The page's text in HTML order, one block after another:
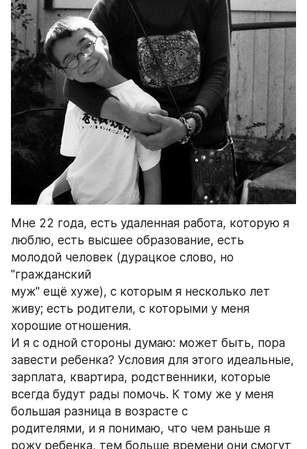
Мне 22 года, есть удаленная работа, которую я
люблю, есть высшее образование, есть
молодой человек (дурацкое слово, но
"гражданский
муж" ещё хуже), с которым я несколько лет
живу; есть родители, с которыми у меня
хорошие отношения.
И я с одной стороны думаю: может быть, пора
завести ребенка? Условия для этого идеальные,
зарплата, квартира, родственники, которые
всегда будут рады помочь. К тому же у меня
большая разница в возрасте с
родителями, и я понимаю, что чем раньше я
рожу ребенка, тем больше времени они смогут